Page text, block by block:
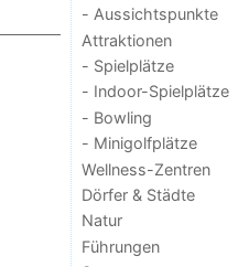
- Aussichtspunkte
Attraktionen
- Spielplätze
- Indoor-Spielplätze
- Bowling
- Minigolfplätze
Wellness-Zentren
Dörfer & Städte
Natur
Führungen